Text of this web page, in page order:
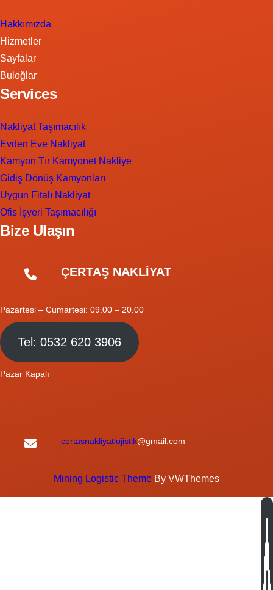
Hakkımızda
Hizmetler
Sayfalar
Buloğlar
Services
Nakliyat Taşımacılık
Evden Eve Nakliyat
Kamyon Tır Kamyonet Nakliye
Gidiş Dönüş Kamyonları
Uygun Fitalı Nakliyat
Ofis İşyeri Taşımacılığı
Bize Ulaşın
ÇERTAŞ NAKLİYAT
Pazartesi – Cumartesi: 09.00 – 20.00
Tel: 0532 620 3906
Pazar Kapalı
certasnakliyatlojistik@gmail.com
Mining Logistic Theme By VWThemes